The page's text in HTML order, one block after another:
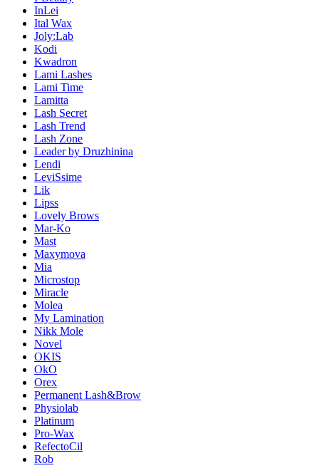
InLei
Ital Wax
Joly:Lab
Kodi
Kwadron
Lami Lashes
Lami Time
Lamitta
Lash Secret
Lash Trend
Lash Zone
Leader by Druzhinina
Lendi
LeviSsime
Lik
Lipss
Lovely Brows
Mar-Ko
Mast
Maxymova
Mia
Microstop
Miracle
Molea
My Lamination
Nikk Mole
Novel
OKIS
OkO
Orex
Permanent Lash&Brow
Physiolab
Platinum
Pro-Wax
RefectoCil
Rob